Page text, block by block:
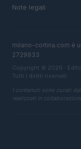
Note legali
milano-cortina.com è
2729933
Copyright © 2026 ·
Tutti i diritti riservati
I contenuti sono curati
realizzati in